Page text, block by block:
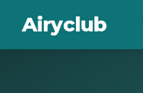
Airyclub